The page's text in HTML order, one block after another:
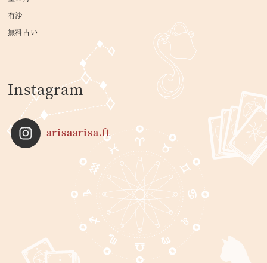
有沙
無料占い
Instagram
arisaarisa.ft